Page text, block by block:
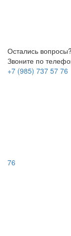
Остались вопросы?
Звоните по
+7 (985) 737 57 76
76